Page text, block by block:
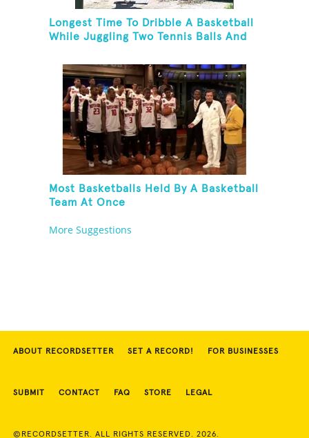
Longest Time To Dribble A Basketball
While Juggling Two Tennis Balls And
Most Basketballs Held By A Basketball
Team At Once
More Suggestions
ABOUT RECORDSETTER SET A RECORD! FOR BUSINESSES
SUBMIT CONTACT FAQ STORE LEGAL
©RECORDSETTER. ALL RIGHTS RESERVED. 2026.